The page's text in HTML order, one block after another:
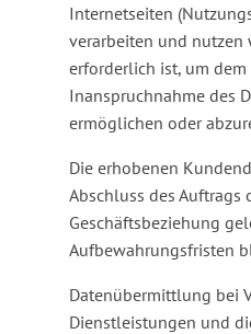
Internetseiten
verarbeiten und nutzen
erforderlich ist, um dem
Inanspruchnahme des
ermöglichen oder
Die erhobenen
Abschluss des Auftrags
Geschäftsbeziehung
Aufbewahrungsfristen
Datenübermittlung bei
Dienstleistungen und